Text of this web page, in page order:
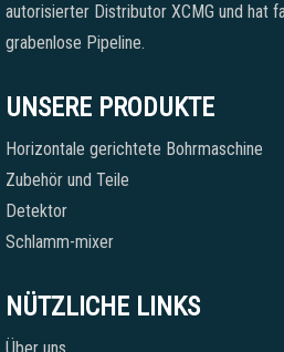
autorisierter Distributor XCMG und hat
grabenlose Pipeline.
UNSERE PRODUKTE
Horizontale gerichtete Bohrmaschine
Zubehör und Teile
Detektor
Schlamm-mixer
NÜTZLICHE LINKS